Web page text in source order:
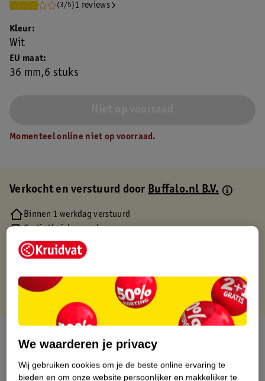
(3/5)1 reviews
EU maat
36 mm,6 stuks
Kleur
Wit
Momenteel online niet op voorraad.
Verkocht en verstuurd doorBuffalo.nl B.V.
Binnen 1 werkdag verstuurd
Gratis thuisbezorgd
Gratis retourneren via verkooppartner.
Gratis punten met je Kruidvat kaart
Over dit product
Productinformatie
We waarderen je privacy
Wij gebruiken cookies om je de beste online ervaring te
bieden en om onze website persoonlijker en makkelijker te